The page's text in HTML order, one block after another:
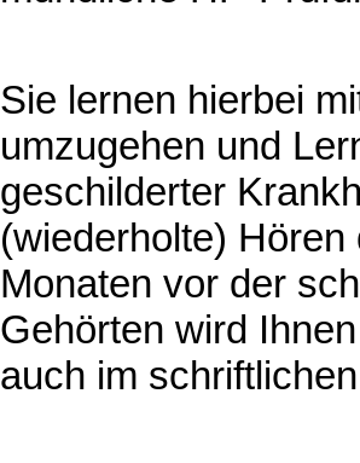
Sie lernen hierbei
umzugehen und
geschilderter
(wiederholte)
Monaten vor der
Gehörten wird
auch im